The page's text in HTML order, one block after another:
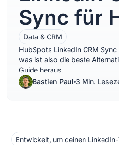
Sync für
Data & CRM
HubSpots LinkedIn CRM
was ist also die beste
Guide heraus.
Bastien Paul 3 Min.
Entwickelt, um deinen